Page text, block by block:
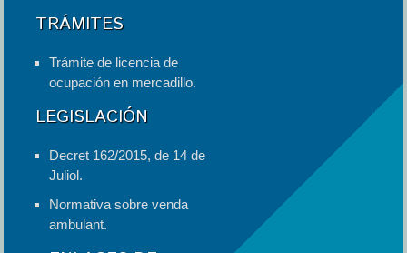
TRÁMITES
Trámite de licencia de
ocupación en mercadillo.
LEGISLACIÓN
Decret 162/2015, de 14 de
Juliol.
Normativa sobre venda
ambulant.